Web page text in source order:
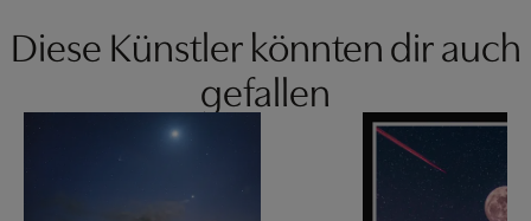
Diese Künstler könnten dir auch
gefallen